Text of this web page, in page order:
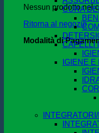
Nessun prodotto nel
Ritorna al negozio
Modalità di
CURA
CAPELLI
IGIENE